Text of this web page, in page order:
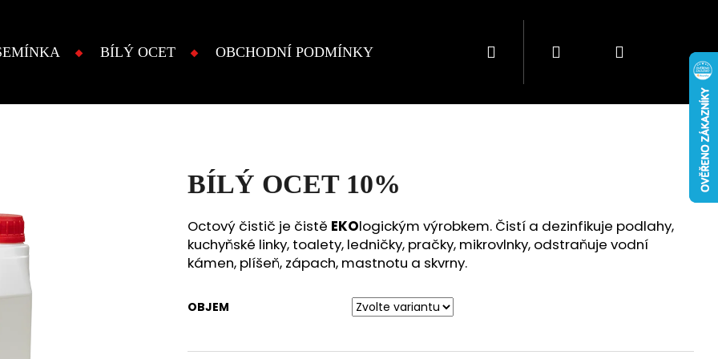
BÍLÝ OCET OBCHODNÍ PODMÍNKY KONTAKTY Přihlášení Nákupní
BÍLÝ OCET 10%
Octový čistič je čistě EKOlogickým výrobkem. Čistí a dezinfikuje podlahy,
kuchyňské linky, toalety, ledničky, pračky, mikrovlnky, odstraňuje vodní
kámen, plíšeň, zápach, mastnotu a skvrny.
OBJEM